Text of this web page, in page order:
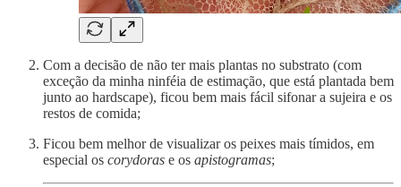
Com a decisão de não ter mais plantas no substrato (com
exceção da minha ninféia de estimação, que está plantada bem
junto ao hardscape), ficou bem mais fácil sifonar a sujeira e os
restos de comida;
Ficou bem melhor de visualizar os peixes mais tímidos, em
especial os corydoras e os apistogramas;